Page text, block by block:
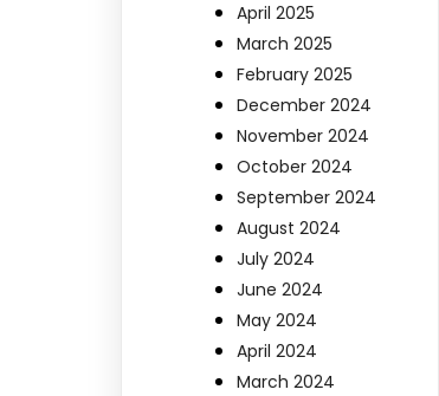
April 2025
March 2025
February 2025
December 2024
November 2024
October 2024
September 2024
August 2024
July 2024
June 2024
May 2024
April 2024
March 2024